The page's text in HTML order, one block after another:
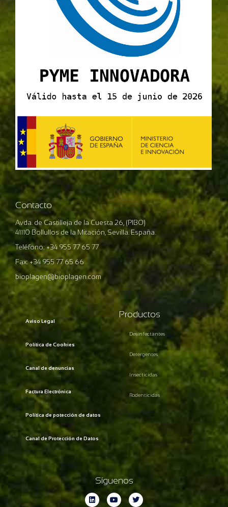
Contacto
Avda. de Castilleja de la Cuesta 26, (PIBO)
41110 Bollullos de la Mitación, Sevilla. España.
Teléfono: +34 955 77 65 77
Fax: +34 955 77 65 66
bioplagen@bioplagen.com
Aviso Legal
Política de Cookies
Canal de denuncias
Factura Electrónica
Política de potección de datos
Canal de Protección de Datos
Productos
Desinfectantes
Detergentes
Insecticidas
Rodenticidas
Síguenos